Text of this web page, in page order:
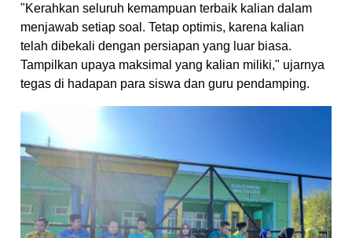
"Kerahkan seluruh kemampuan terbaik kalian dalam
menjawab setiap soal. Tetap optimis, karena kalian
telah dibekali dengan persiapan yang luar biasa.
Tampilkan upaya maksimal yang kalian miliki," ujarnya
tegas di hadapan para siswa dan guru pendamping.